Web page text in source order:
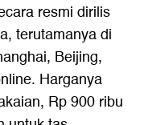
resmi dirilis
terutamanya di
Beijing,
Harganya
Rp 900 ribu